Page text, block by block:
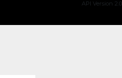
API Version 2.0